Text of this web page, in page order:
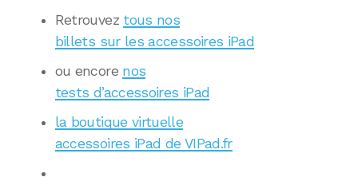
Retrouvez tous nos
billets sur les accessoires iPad
ou encore nos
tests d’accessoires iPad
la boutique virtuelle
accessoires iPad de VIPad.fr